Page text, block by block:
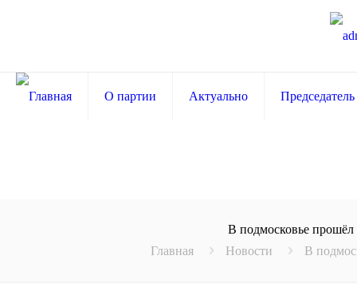
О партии Актуально
В подмосковье
Главная
Новости В